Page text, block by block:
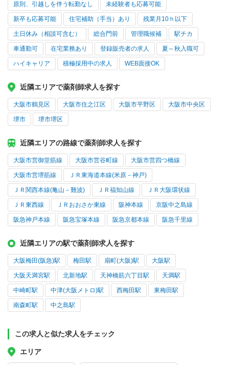
原則、引越しを伴う転勤なし 未経験者も応募可能
新卒も応募可能 住宅補助（手当）あり 残業月10ｈ以下
土日休み（相談可含む） 総合門前 管理職候補 駅チカ
車通勤可 在宅業務あり 登録販売者の求人 夏～秋入職可
ハイキャリア 積極採用中の求人 WEB面接OK
近隣エリアで薬剤師求人を探す
大阪市鶴見区 大阪市住之江区 大阪市平野区 大阪市中央区
堺市 堺市堺区
近隣エリアの路線で薬剤師求人を探す
大阪市営御堂筋線 大阪市営谷町線 大阪市営四つ橋線
大阪市営堺筋線 ＪＲ東海道本線(米原－神戸)
ＪＲ関西本線(亀山－難波) ＪＲ福知山線 ＪＲ大阪環状線
ＪＲ東西線 ＪＲおおさか東線 阪神本線 京阪中之島線
阪急神戸本線 阪急宝塚本線 阪急京都本線 阪急千里線
近隣エリアの駅で薬剤師求人を探す
大阪梅田(阪急)駅 梅田駅 扇町(大阪)駅 大阪駅
大阪天満宮駅 北新地駅 天神橋筋六丁目駅 天満駅
中崎町駅 中津(大阪メトロ)駅 西梅田駅 東梅田駅
南森町駅 中之島駅
この求人と似た求人をチェック
エリア